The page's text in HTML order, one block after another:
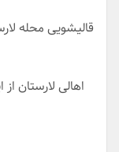
قالیشویی محله
اهالی لارستان